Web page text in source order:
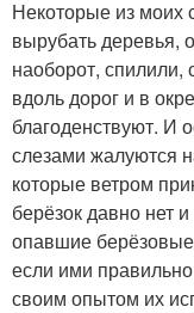
Некоторые из моих
вырубать деревья,
наоборот, спилили,
вдоль дорог и в
благоденствуют. И
слезами жалуются
которые ветром
берёзок давно нет
опавшие
если ими
своим опытом их